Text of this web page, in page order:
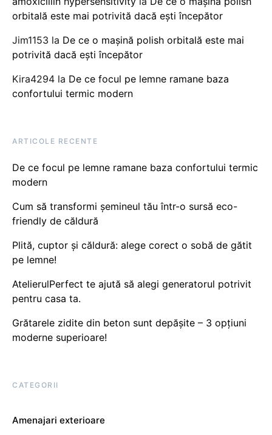
orbitală este mai potrivită dacă ești începător
Jim1153 la De ce o mașină polish orbitală este mai
potrivită dacă ești începător
Kira4294 la De ce focul pe lemne ramane baza
confortului termic modern
ARTICOLE RECENTE
De ce focul pe lemne ramane baza confortului termic
modern
Cum să transformi șemineul tău într-o sursă eco-
friendly de căldură
Plită, cuptor și căldură: alege corect o sobă de gătit
pe lemne!
AtelierulPerfect te ajută să alegi generatorul potrivit
pentru casa ta.
Grătarele zidite din beton sunt depășite – 3 opțiuni
moderne superioare!
CATEGORII
Amenajari exterioare